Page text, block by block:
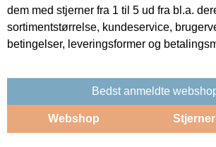
dem med stjerner fra 1 til 5 ud fra bl.a.
sortimentstørrelse, kundeservice,
betingelser, leveringsformer og
Bedst anmeldte
Webshop Stjerner